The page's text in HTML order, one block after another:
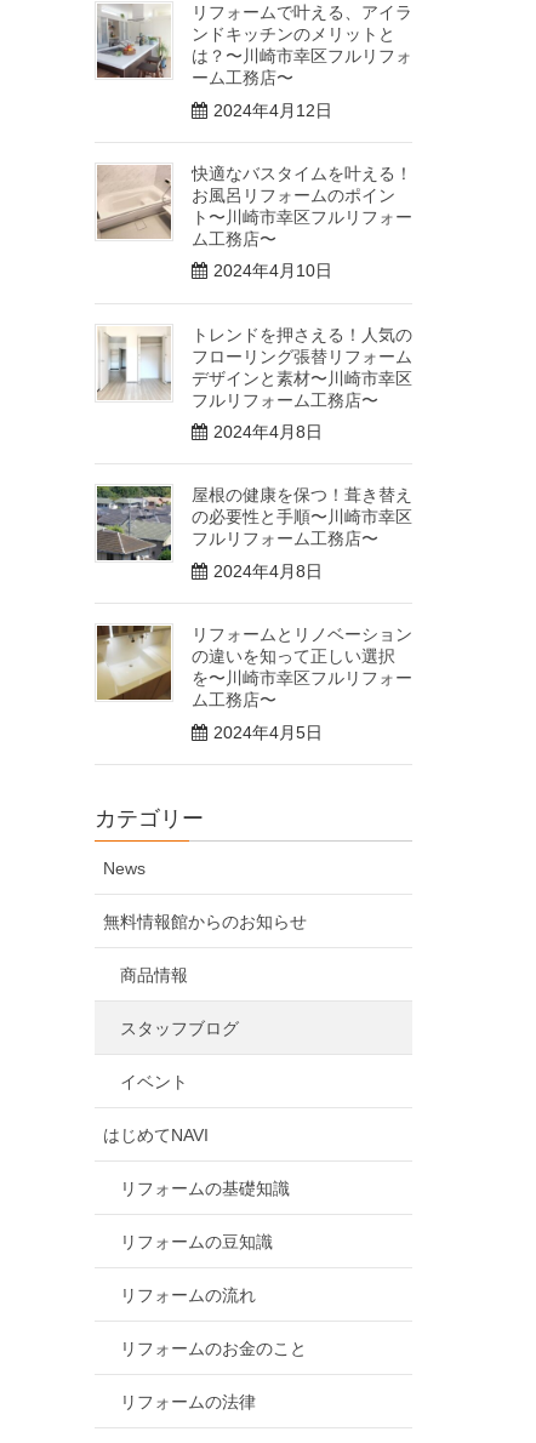
リフォームで叶える、アイラ
ンドキッチンのメリットと
は？〜川崎市幸区フルリフォ
ーム工務店〜
2024年4月12日
快適なバスタイムを叶える！
お風呂リフォームのポイン
ト〜川崎市幸区フルリフォー
ム工務店〜
2024年4月10日
トレンドを押さえる！人気の
フローリング張替リフォーム
デザインと素材〜川崎市幸区
フルリフォーム工務店〜
2024年4月8日
屋根の健康を保つ！葺き替え
の必要性と手順〜川崎市幸区
フルリフォーム工務店〜
2024年4月8日
リフォームとリノベーション
の違いを知って正しい選択
を〜川崎市幸区フルリフォー
ム工務店〜
2024年4月5日
カテゴリー
News
無料情報館からのお知らせ
商品情報
スタッフブログ
イベント
はじめてNAVI
リフォームの基礎知識
リフォームの豆知識
リフォームの流れ
リフォームのお金のこと
リフォームの法律